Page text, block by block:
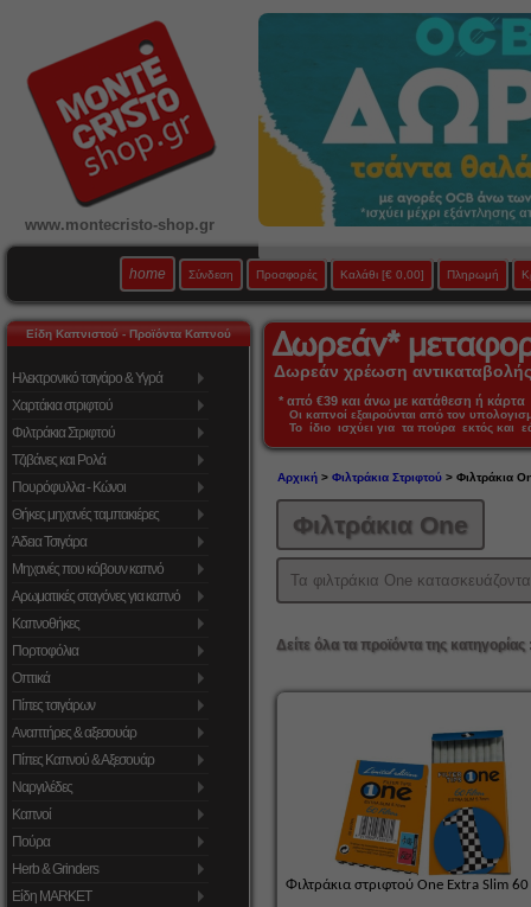
www.montecristo-shop.gr
home Σύνδεση Προσφορές Καλάθι [€ 0,00] Πληρωμή
Είδη Καπνιστού - Προϊόντα Καπνού
Ηλεκτρονικό τσιγάρο & Υγρά
Χαρτάκια στριφτού
Φιλτράκια Στριφτού
Τζιβάνες και Ρολά
Πουρόφυλλα - Κώνοι
Θήκες μηχανές ταμπακιέρες
Άδεια Τσιγάρα
Μηχανές που κόβουν καπνό
Αρωματικές σταγόνες για καπνό
Καπνοθήκες
Πορτοφόλια
Οπτικά
Πίπες τσιγάρων
Αναπτήρες & αξεσουάρ
Πίπες Καπνού & Αξεσουάρ
Ναργιλέδες
Καπνοί
Πούρα
Herb & Grinders
Είδη MARKET
Δωρεάν χρέωση
* από €39 και άνω με κατάθεση ή
Οι καπνοί εξαιρούνται από τον
Το ίδιο ισχύει για τα πούρα εκτός και
Αρχική> Φιλτράκια Στριφτού> Φιλτράκια
Φιλτράκια One
Τα φιλτράκια One
Δείτε όλα τα προϊόντα της κατηγορίας
Φιλτράκια στριφτού One Extra Slim